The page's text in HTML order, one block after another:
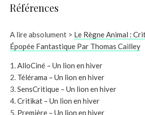
Références
A lire absolument > Le Règne Animal :
Épopée Fantastique Par Thomas Cailley
AlloCiné – Un lion en hiver
Télérama – Un lion en hiver
SensCritique – Un lion en hiver
Critikat – Un lion en hiver
Première – Un lion en hiver